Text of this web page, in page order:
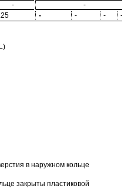
-
-
- - - -
в наружном кольце
закрыты пластиковой